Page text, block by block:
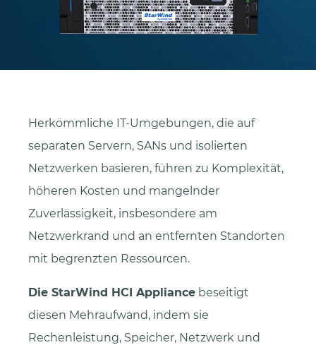
Herkömmliche IT-Umgebungen, die auf
separaten Servern, SANs und isolierten
Netzwerken basieren, führen zu Komplexität,
höheren Kosten und mangelnder
Zuverlässigkeit, insbesondere am
Netzwerkrand und an entfernten Standorten
mit begrenzten Ressourcen.
Die StarWind HCI Appliance beseitigt
diesen Mehraufwand, indem sie
Rechenleistung, Speicher, Netzwerk und